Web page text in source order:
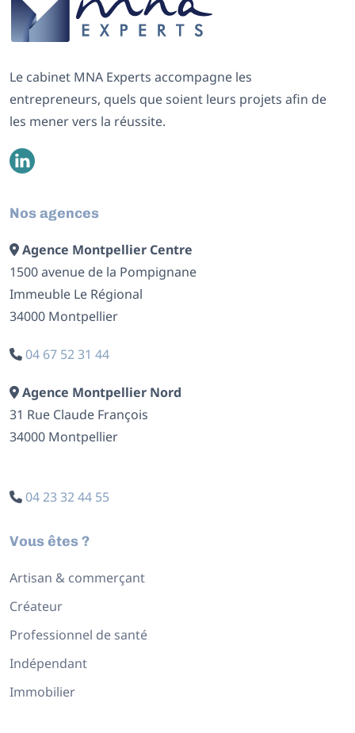
Le cabinet MNA Experts accompagne les
entrepreneurs, quels que soient leurs projets afin de
les mener vers la réussite.
Nos agences
Agence Montpellier Centre
1500 avenue de la Pompignane
Immeuble Le Régional
34000 Montpellier
04 67 52 31 44
Agence Montpellier Nord
31 Rue Claude François
34000 Montpellier
04 23 32 44 55
Vous êtes ?
Artisan & commerçant
Créateur
Professionnel de santé
Indépendant
Immobilier